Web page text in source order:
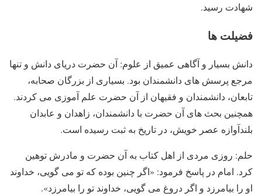
شهادت رسید.
فضیلت ها
دانش بسیار و آگاهی عمیق از علوم: آن حضرت دریای دانش و تنها
مرجع پرسش های دانشمندان بود. بسیاری از بزرگان صحابه،
تابعان، دانشمندان و فقیهان از آن حضرت علم آموزی می کردند.
همچنین بحث های آن حضرت با دانشمندان، زاهدان و عابدان
بلندآوازه عصر خویش، در تاریخ به ثبت رسیده است.
حلم: روزی مردی از اهل کتاب به آن حضرت و مادرش توهین
کرد. امام در پاسخ فرمود: «اگر چنین بوده که تو می گویی، خداوند
او را بیامرزد و اگر دروغ می گویی، خداوند تو را بیامرزد».